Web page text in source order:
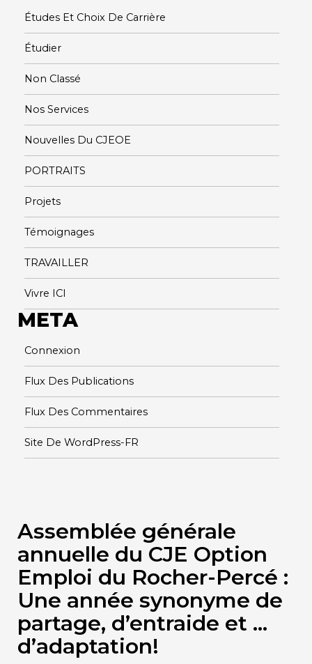
Études Et Choix De Carrière
Étudier
Non Classé
Nos Services
Nouvelles Du CJEOE
PORTRAITS
Projets
Témoignages
TRAVAILLER
Vivre ICI
META
Connexion
Flux Des Publications
Flux Des Commentaires
Site De WordPress-FR
Assemblée générale
annuelle du CJE Option
Emploi du Rocher-Percé :
Une année synonyme de
partage, d’entraide et …
d’adaptation!